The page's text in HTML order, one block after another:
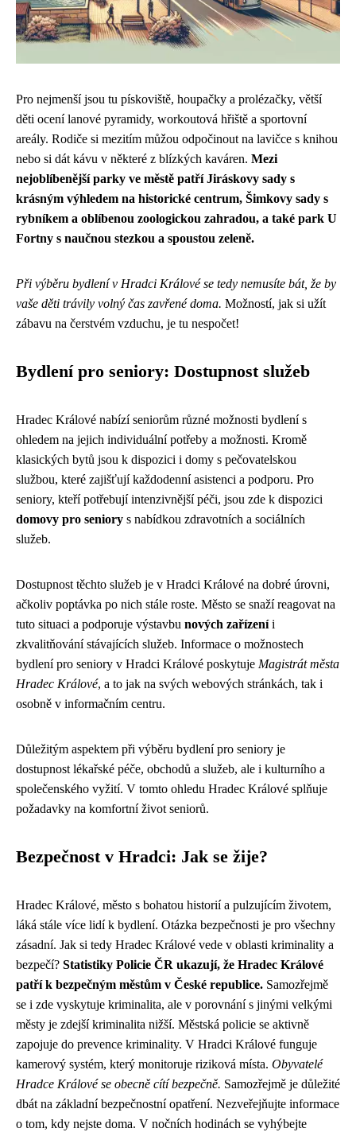
Pro nejmenší jsou tu pískoviště, houpačky a prolézačky, větší
děti ocení lanové pyramidy, workoutová hřiště a sportovní
areály. Rodiče si mezitím můžou odpočinout na lavičce s knihou
nebo si dát kávu v některé z blízkých kaváren. Mezi
nejoblíbenější parky ve městě patří Jiráskovy sady s
krásným výhledem na historické centrum, Šimkovy sady s
rybníkem a oblíbenou zoologickou zahradou, a také park U
Fortny s naučnou stezkou a spoustou zeleně.
Při výběru bydlení v Hradci Králové se tedy nemusíte bát, že by
vaše děti trávily volný čas zavřené doma. Možností, jak si užít
zábavu na čerstvém vzduchu, je tu nespočet!
Bydlení pro seniory: Dostupnost služeb
Hradec Králové nabízí seniorům různé možnosti bydlení s
ohledem na jejich individuální potřeby a možnosti. Kromě
klasických bytů jsou k dispozici i domy s pečovatelskou
službou, které zajišťují každodenní asistenci a podporu. Pro
seniory, kteří potřebují intenzivnější péči, jsou zde k dispozici
domovy pro seniory s nabídkou zdravotních a sociálních
služeb.
Dostupnost těchto služeb je v Hradci Králové na dobré úrovni,
ačkoliv poptávka po nich stále roste. Město se snaží reagovat na
tuto situaci a podporuje výstavbu nových zařízeníi
zkvalitňování stávajících služeb. Informace o možnostech
bydlení pro seniory v Hradci Králové poskytuje Magistrát města
Hradec Králové, a to jak na svých webových stránkách, tak i
osobně v informačním centru.
Důležitým aspektem při výběru bydlení pro seniory je
dostupnost lékařské péče, obchodů a služeb, ale i kulturního a
společenského vyžití. V tomto ohledu Hradec Králové splňuje
požadavky na komfortní život seniorů.
Bezpečnost v Hradci: Jak se žije?
Hradec Králové, město s bohatou historií a pulzujícím životem,
láká stále více lidí k bydlení. Otázka bezpečnosti je pro všechny
zásadní. Jak si tedy Hradec Králové vede v oblasti kriminality a
bezpečí? Statistiky Policie ČR ukazují, že Hradec Králové
patří k bezpečným městům v České republice. Samozřejmě
se i zde vyskytuje kriminalita, ale v porovnání s jinými velkými
městy je zdejší kriminalita nižší. Městská policie se aktivně
zapojuje do prevence kriminality. V Hradci Králové funguje
kamerový systém, který monitoruje riziková místa. Obyvatelé
Hradce Králové se obecně cítí bezpečně. Samozřejmě je důležité
dbát na základní bezpečnostní opatření. Nezveřejňujte informace
o tom, kdy nejste doma. V nočních hodinách se vyhýbejte